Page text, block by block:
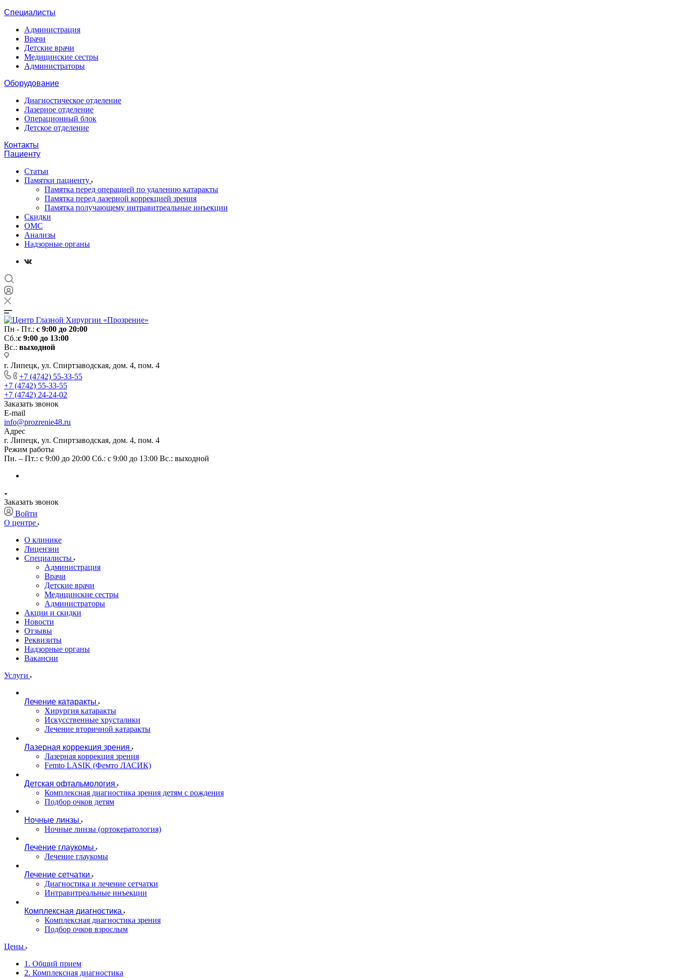
Специалисты
Администрация
Врачи
Детские врачи
Медицинские сестры
Администраторы
Оборудование
Диагностическое отделение
Лазерное отделение
Операционный блок
Детское отделение
Контакты
Пациенту
Статьи
Памятки пациенту
Памятка перед операцией по удалению катаракты
Памятка перед лазерной коррекцией зрения
Памятка получающему интравитреальные инъекции
Скидки
ОМС
Анализы
Надзорные органы
Пн - Пт.: с 9:00 до 20:00
Сб.:с 9:00 до 13:00
Вс.: выходной
г. Липецк, ул. Спиртзаводская, дом. 4, пом. 4
+7 (4742) 55-33-55
+7 (4742) 55-33-55
+7 (4742) 24-24-02
Заказать звонок
E-mail
info@prozrenie48.ru
Адрес
г. Липецк, ул. Спиртзаводская, дом. 4, пом. 4
Режим работы
Пн. – Пт.: с 9:00 до 20:00 Сб.: с 9:00 до 13:00 Вс.: выходной
Заказать звонок
Войти
О центре
О клинике
Лицензии
Специалисты
Администрация
Врачи
Детские врачи
Медицинские сестры
Администраторы
Акции и скидки
Новости
Отзывы
Реквизиты
Надзорные органы
Вакансии
Услуги
Лечение катаракты
Хирургия катаракты
Искусственные хрусталики
Лечение вторичной катаракты
Лазерная коррекция зрения
Лазерная коррекция зрения
Femto LASIK (Фемто ЛАСИК)
Детская офтальмология
Комплексная диагностика зрения детям c рождения
Подбор очков детям
Ночные линзы
Ночные линзы (ортокератология)
Лечение глаукомы
Лечение глаукомы
Лечение сетчатки
Диагностика и лечение сетчатки
Интравитреальные инъекции
Комплексная диагностика
Комплексная диагностика зрения
Подбор очков взрослым
Цены
1. Общий прием
2. Комплексная диагностика